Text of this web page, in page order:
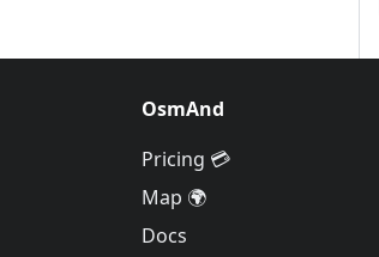
OsmAnd
Pricing 💳
Map 🌍
Docs